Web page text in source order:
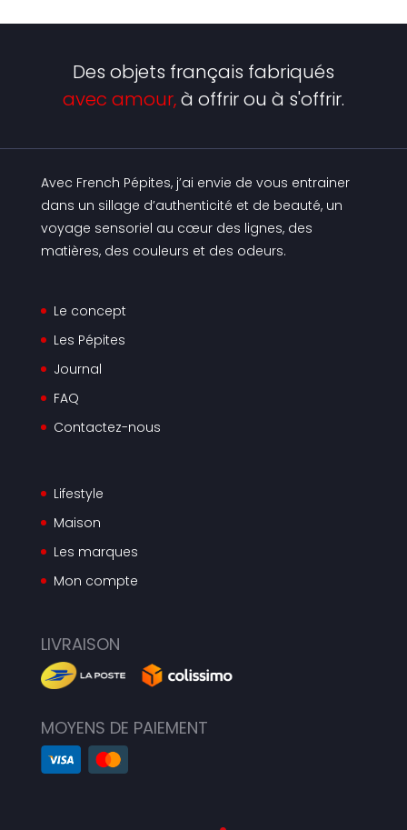
Des objets français fabriqués
avec amour,à offrir ou à s'offrir.
Avec French Pépites, j’ai envie de vous entrainer
dans un sillage d’authenticité et de beauté, un
voyage sensoriel au cœur des lignes, des
matières, des couleurs et des odeurs.
Le concept
Les Pépites
Journal
FAQ
Contactez-nous
Lifestyle
Maison
Les marques
Mon compte
LIVRAISON
MOYENS DE PAIEMENT